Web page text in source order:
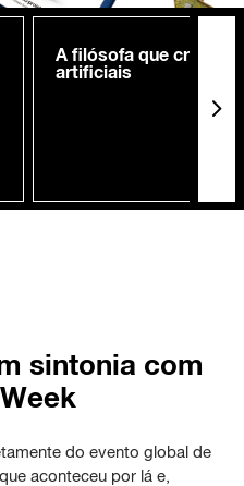
A filósofa que cria
artificiais
sintonia com
do evento global de
aconteceu por lá e,